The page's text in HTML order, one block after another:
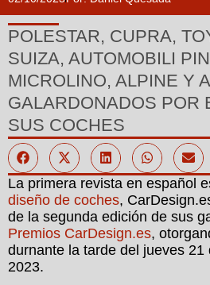
POLESTAR, CUPRA,
SUIZA, AUTOMOBILI
MICROLINO, ALPINE Y
GALARDONADOS POR
SUS COCHES
La primera revista en español
diseño de coches,
de la segunda edición de sus
Premios CarDesign.es,
durnante la tarde del jueves 21
2023.